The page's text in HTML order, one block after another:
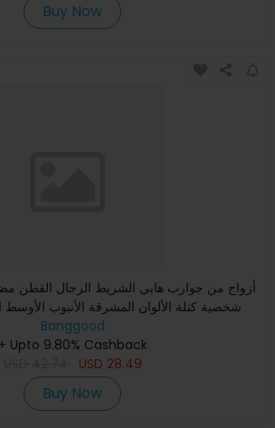
Buy Now
شخصية كتلة الألوان المشرقة الأنبوب الأوسط
Banggood
+ Upto 9.80% Cashback
USD 28.49
Buy Now